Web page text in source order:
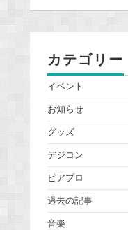
カテゴリー
イベント
お知らせ
グッズ
デジコン
ピアプロ
過去の記事
音楽